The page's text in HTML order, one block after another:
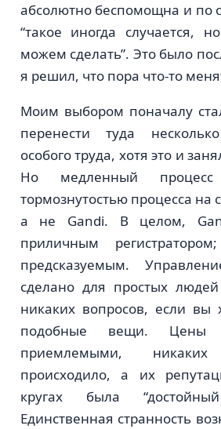
абсолютно беспомощна и по
“такое иногда случается,
можем сделать”. Это было
я решил, что пора что-то
Моим выбором поначалу
перенести туда
особого труда, хотя это и
Но медленный
тормознутостью процесса на
а не Gandi. В целом,
приличным
предсказуемым.
сделано для простых
никаких вопросов, если вы
подобные вещи. Цены
приемлемыми,
происходило, а их
кругах была “достойный
Единственная странность